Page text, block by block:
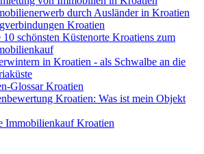
durch Ausländer in Kroatien
Kroatien
10 schönsten Küstenorte Kroatiens zum
in Kroatien - als Schwalbe an die
Glossar Kroatien
Kroatien: Was ist mein Objekt
Immobilienkauf Kroatien